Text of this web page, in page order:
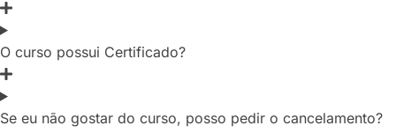
O curso possui Certificado?
Se eu não gostar do curso, posso pedir o cancelamento?